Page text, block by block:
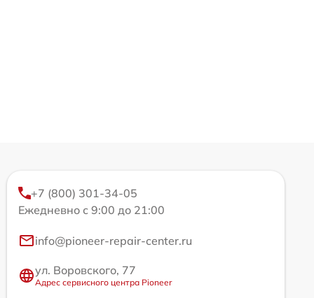
+7 (800) 301-34-05
Ежедневно с 9:00 до 21:00
info@pioneer-repair-center.ru
ул. Воровского, 77
Адрес сервисного центра Pioneer